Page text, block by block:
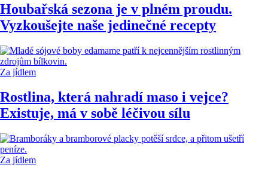
Houbařská sezona je v plném proudu.
Vyzkoušejte naše jedinečné recepty
Za jídlem
Rostlina, která nahradí maso i vejce?
Existuje, má v sobě léčivou sílu
Za jídlem